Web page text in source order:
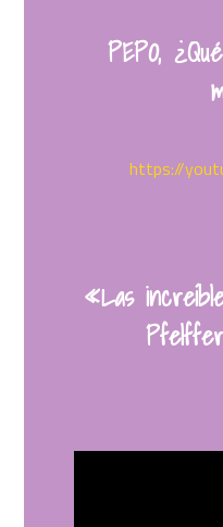
PEPO,
https://
«Las